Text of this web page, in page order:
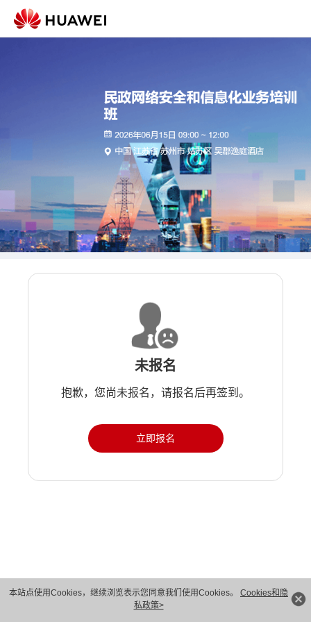
本站点使用Cookies，继续浏览表示您同意我们使用Cookies。 Cookies和隐
私政策>
未报名
抱歉，您尚未报名，请报名后再签到。
立即报名
版权所有 © 华为技术有限公司 1998-2026。 保留一切权利。粤A2-20044005号
隐私保护
法律声明